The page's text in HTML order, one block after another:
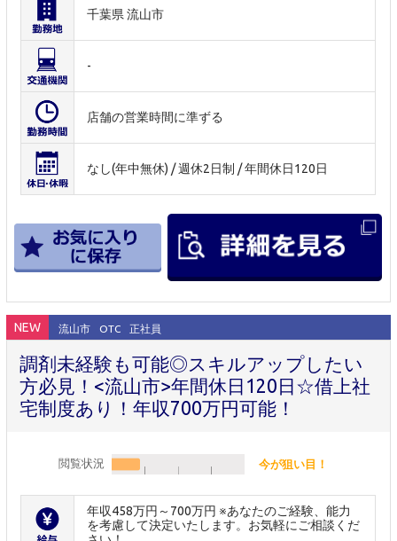
千葉県 流山市
-
店舗の営業時間に準ずる
なし(年中無休) / 週休2日制 / 年間休日120日
NEW 流山市 OTC 正社員
調剤未経験も可能◎スキルアップしたい
方必見！<流山市>年間休日120日☆借上社
宅制度あり！年収700万円可能！
閲覧状況 今が狙い目！
年収458万円～700万円 ※あなたのご経験、能力
を考慮して決定いたします。お気軽にご相談くだ